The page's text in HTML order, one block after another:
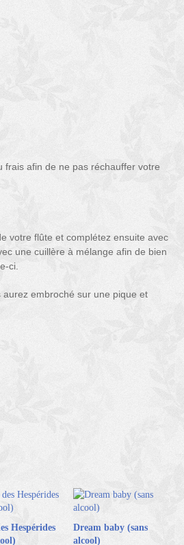
frais afin de ne pas réchauffer votre
votre flûte et complétez ensuite avec
une cuillère à mélange afin de bien
ci.
aurez embroché sur une pique et
Hespérides
Dream baby (sans
alcool)